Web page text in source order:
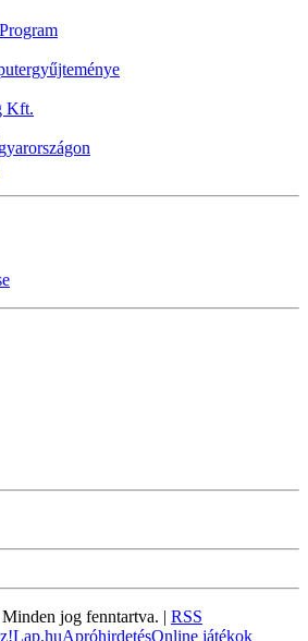
Kft.
jog fenntartva. | RSS
Lap.huApróhirdetésOnline játékok